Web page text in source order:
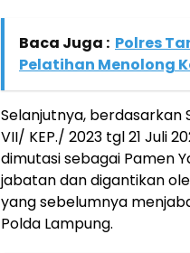
Baca Juga : Polres
Pelatihan Menolong
Selanjutnya, berdasarkan
VII/ KEP./ 2023 tgl 21 Juli
dimutasi sebagai Pamen
jabatan dan digantikan
yang sebelumnya
Polda Lampung.